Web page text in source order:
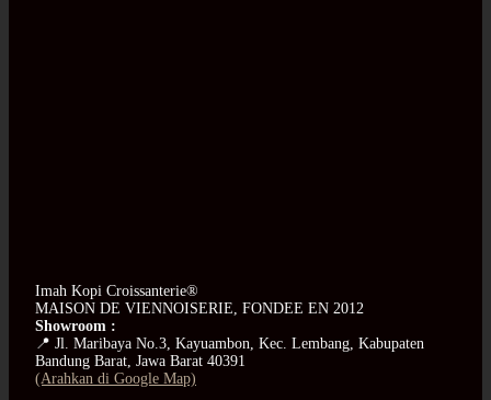
Imah Kopi Croissanterie®
MAISON DE VIENNOISERIE, FONDEE EN 2012
Showroom :
📍 Jl. Maribaya No.3, Kayuambon, Kec. Lembang, Kabupaten
Bandung Barat, Jawa Barat 40391
(Arahkan di Google Map)